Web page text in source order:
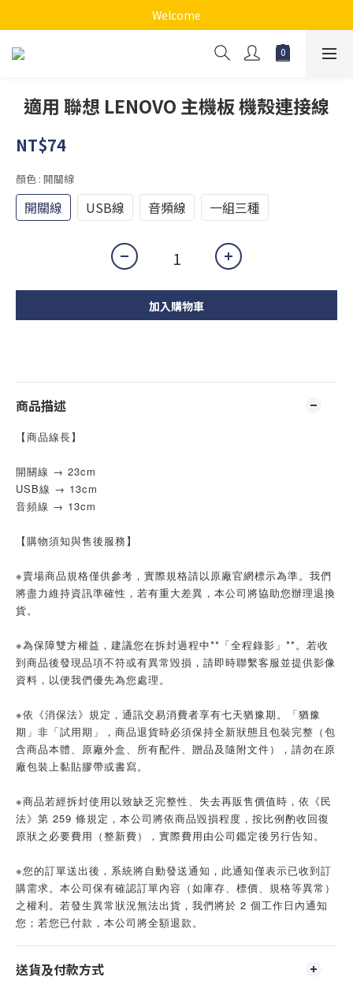
Welcome
適用 聯想 LENOVO 主機板 機殼連接線
NT$74
顏色 : 開關線
開關線 USB線 音頻線 一組三種
加入購物車
商品描述
【商品線長】
開關線 → 23cm
USB線 → 13cm
音頻線 → 13cm
【購物須知與售後服務】
※賣場商品規格僅供參考，實際規格請以原廠官網標示為準。我們
將盡力維持資訊準確性，若有重大差異，本公司將協助您辦理退換
貨。
※為保障雙方權益，建議您在拆封過程中**「全程錄影」**。若收
到商品後發現品項不符或有異常毀損，請即時聯繫客服並提供影像
資料，以便我們優先為您處理。
※依《消保法》規定，通訊交易消費者享有七天猶豫期。「猶豫
期」非「試用期」，商品退貨時必須保持全新狀態且包裝完整（包
含商品本體、原廠外盒、所有配件、贈品及隨附文件），請勿在原
廠包裝上黏貼膠帶或書寫。
※商品若經拆封使用以致缺乏完整性、失去再販售價值時，依《民
法》第 259 條規定，本公司將依商品毀損程度，按比例酌收回復
原狀之必要費用（整新費），實際費用由公司鑑定後另行告知。
※您的訂單送出後，系統將自動發送通知，此通知僅表示已收到訂
購需求。本公司保有確認訂單內容（如庫存、標價、規格等異常）
之權利。若發生異常狀況無法出貨，我們將於 2 個工作日內通知
您；若您已付款，本公司將全額退款。
送貨及付款方式